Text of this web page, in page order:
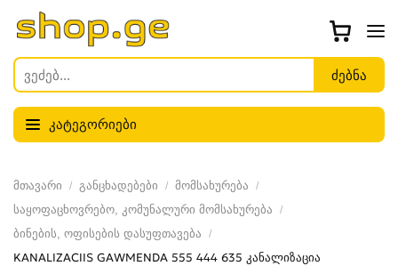
კატეგორიები
მთავარი განცხადებები
მომსახურება
საყოფაცხოვრებო, კომუნალური მომსახურება
ბინების, ოფისების დასუფთავება
KANALIZACIIS GAWMENDA 555 444 635 კანალიზაცია